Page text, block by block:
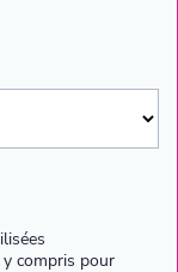
compris pour